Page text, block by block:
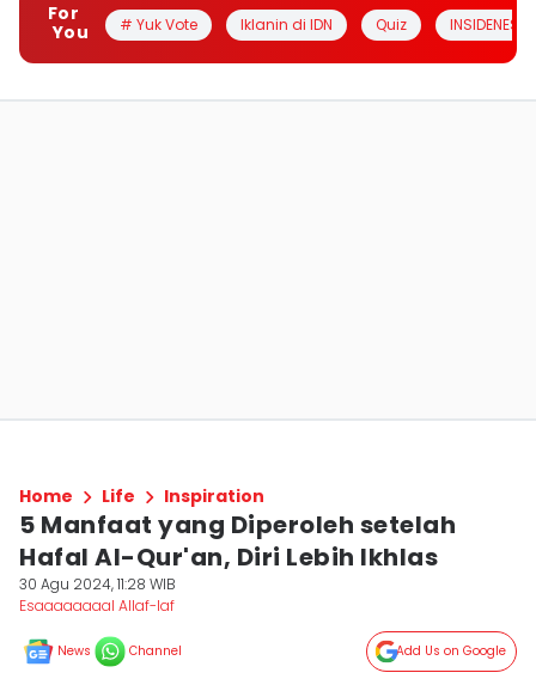
For
You
# Yuk Vote Iklanin di IDN Quiz INSIDENESIA
Home Life Inspiration
5 Manfaat yang Diperoleh setelah
Hafal Al-Qur'an, Diri Lebih Ikhlas
30 Agu 2024, 11:28 WIB
Esaaaaaaaal Allaf-laf
News Channel Add Us on Google